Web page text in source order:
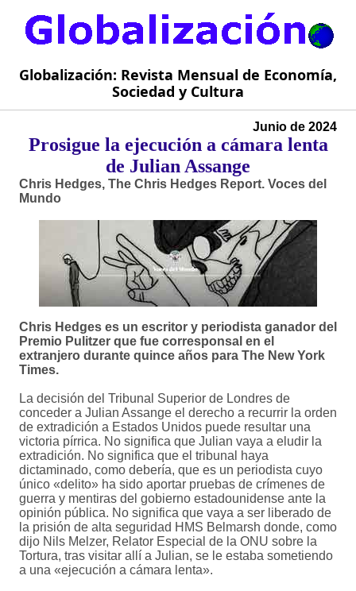
Globalización: Revista Mensual de Economía,
Sociedad y Cultura
Junio de 2024
Prosigue la ejecución a cámara lenta
de Julian Assange
Chris Hedges, The Chris Hedges Report. Voces del
Mundo
Chris Hedges es un escritor y periodista ganador del
Premio Pulitzer que fue corresponsal en el
extranjero durante quince años para The New York
Times.
La decisión del Tribunal Superior de Londres de
conceder a Julian Assange el derecho a recurrir la orden
de extradición a Estados Unidos puede resultar una
victoria pírrica. No significa que Julian vaya a eludir la
extradición. No significa que el tribunal haya
dictaminado, como debería, que es un periodista cuyo
único «delito» ha sido aportar pruebas de crímenes de
guerra y mentiras del gobierno estadounidense ante la
opinión pública. No significa que vaya a ser liberado de
la prisión de alta seguridad HMS Belmarsh donde, como
dijo Nils Melzer, Relator Especial de la ONU sobre la
Tortura, tras visitar allí a Julian, se le estaba sometiendo
a una «ejecución a cámara lenta».